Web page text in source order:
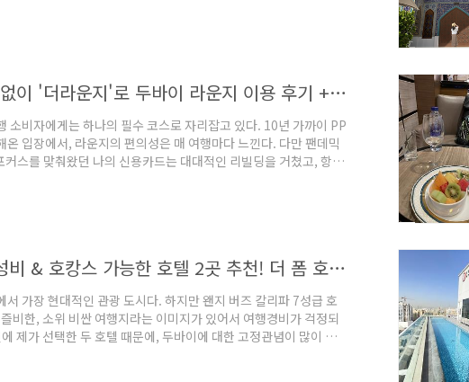
음) - - 레바논 음식 전문 레스토랑으로, 추천 메뉴: 치킨 샤와
공항 라운지 pp카드 없이 '더라운지'로 두바이 라운지 이용 후기 + 태국 방콕 라운지 저렴 구매 꿀팁 #밤비행기 #마이리얼트립
소비자에게는 하나의 필수 코스로 자리잡고 있다. 10년 가까이 PP
온 입장에서, 라운지의 편의성은 매 여행마다 느낀다. 다만 팬데믹
스를 맞춰왔던 나의 신용카드는 대대적인 리빌딩을 거쳤고, 항공
원 이하로 공항 라운지를 마음껏 쓸 수 있는 신용카드는 없다고
두바이 자유여행, 가성비 & 호캉스 가능한 호텔 2곳 추천! 더 폼 호텔 & 알시프 헤리티지 힐튼
서 가장 현대적인 관광 도시다. 하지만 왠지 버즈 칼리파 7성급 호
비한, 소위 비싼 여행지라는 이미지가 있어서 여행경비가 걱정되
제가 선택한 두 호텔 때문에, 두바이에 대한 고정관념이 많이 바
낌의 호캉스 여행을 소개한다. written by 김다영 (호텔 칼럼니